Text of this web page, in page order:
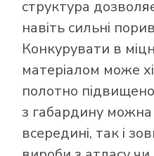
структура
навіть сильні
Конкурувати в
матеріалом може
полотно
з габардину
всередині, так і